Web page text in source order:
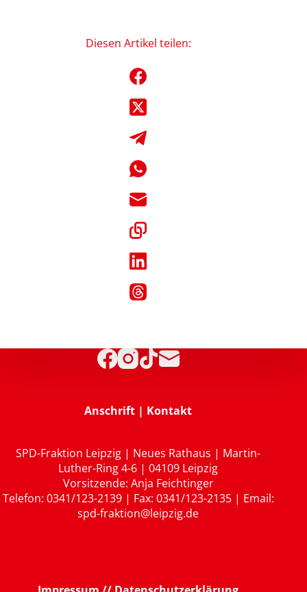
Diesen Artikel teilen:
Anschrift | Kontakt
SPD-Fraktion Leipzig | Neues Rathaus | Martin-
Luther-Ring 4-6 | 04109 Leipzig
Vorsitzende: Anja Feichtinger
Telefon: 0341/123-2139 | Fax: 0341/123-2135 | Email:
spd-fraktion@leipzig.de